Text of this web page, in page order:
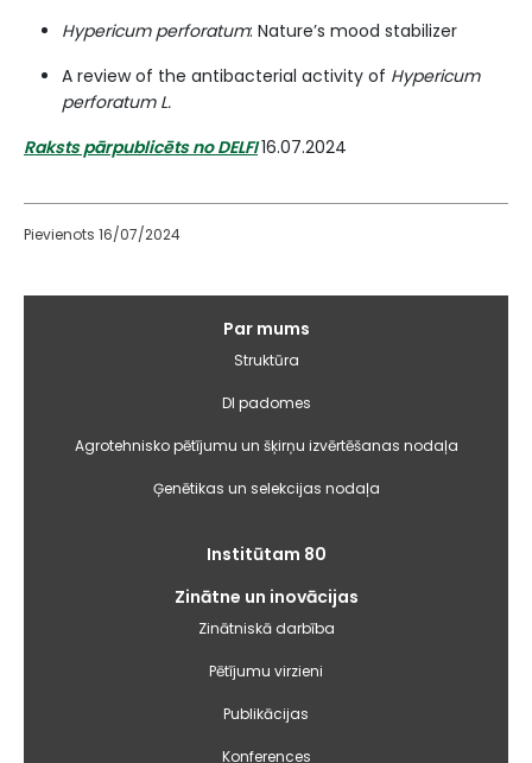
Hypericum perforatum: Nature’s mood stabilizer
A review of the antibacterial activity of Hypericum
perforatum L.
Raksts pārpublicēts no DELFI16.07.2024
Pievienots 16/07/2024
Par mums
Struktūra
DI padomes
Agrotehnisko pētījumu un šķirņu izvērtēšanas nodaļa
Ģenētikas un selekcijas nodaļa
Institūtam 80
Zinātne un inovācijas
Zinātniskā darbība
Pētījumu virzieni
Publikācijas
Konferences